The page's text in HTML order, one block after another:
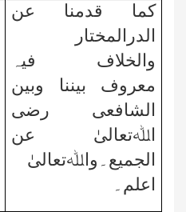
کما قدمنا عن
الدرالمختار
والخلاف فیہ
معروف بیننا وبین
الشافعی رضی
اﷲتعالیٰ عن
الجمیع۔واﷲتعالیٰ
اعلم۔